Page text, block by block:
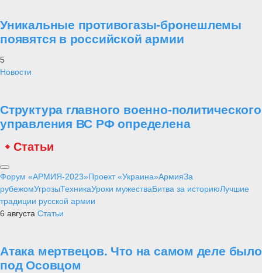
Уникальные противогазы-бронешлемы
появятся в российской армии
5
Новости
Структура главного военно-политического
управления ВС РФ определена
Статьи
Форум «АРМИЯ-2023»Проект «Украина»АрмияЗа
рубежомУгрозыТехникаУроки мужестваБитва за историюЛучшие
традиции русской армии
6 августа Статьи
Атака мертвецов. Что на самом деле было
под Осовцом